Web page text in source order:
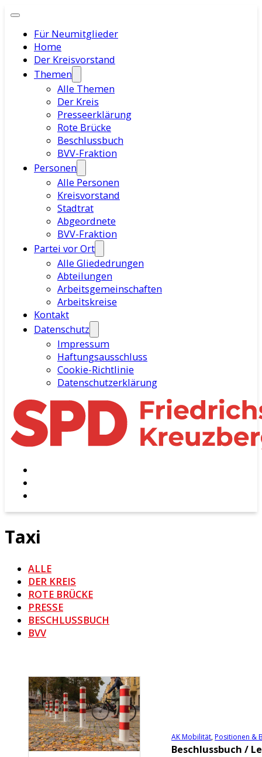
Für Neumitglieder
Home
Der Kreisvorstand
Themen
Alle Themen
Der Kreis
Presseerklärung
Rote Brücke
Beschlussbuch
BVV-Fraktion
Personen
Alle Personen
Kreisvorstand
Stadtrat
Abgeordnete
BVV-Fraktion
Partei vor Ort
Alle Gliededrungen
Abteilungen
Arbeitsgemeinschaften
Arbeitskreise
Kontakt
Datenschutz
Impressum
Haftungsausschluss
Cookie-Richtlinie
Datenschutzerklärung
Taxi
ALLE
DER KREIS
ROTE BRÜCKE
PRESSE
BESCHLUSSBUCH
BVV
AK Mobilität,Positionen &
Beschlussbuch /